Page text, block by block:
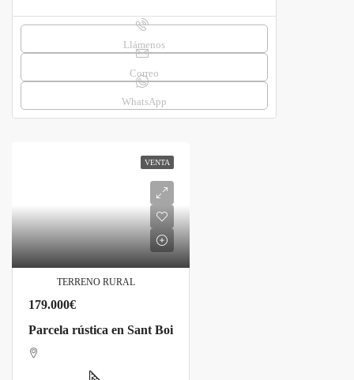
Llámenos
Correo
WhatsApp
VENTA
TERRENO RURAL
179.000€
Parcela rústica en Sant Boi